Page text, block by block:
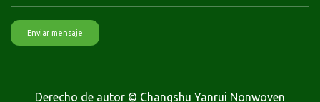
Derecho de autor © Changshu Yanrui Nonwoven